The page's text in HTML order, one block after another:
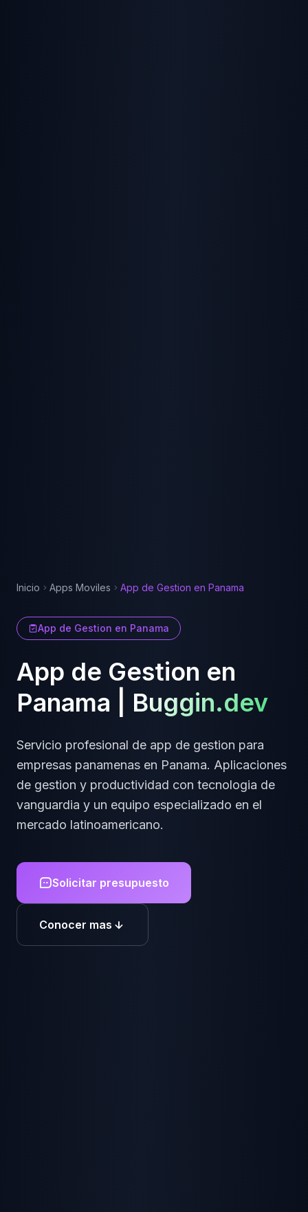
Inicio Apps Moviles App de Gestion en Panama
App de Gestion en Panama
App de Gestion en
Panama
Buggin.dev
Servicio profesional de app de gestion para
empresas panamenas en Panama. Aplicaciones
de gestion y productividad con tecnologia de
vanguardia y un equipo especializado en el
mercado latinoamericano.
Solicitar presupuesto
Conocer mas